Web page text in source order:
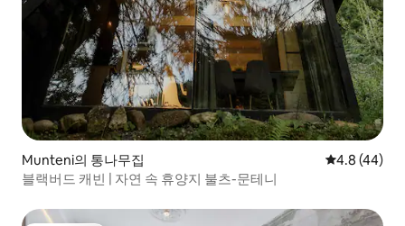
Munteni의 통나무집 평점 4.8점(5
4.8 (44)
블랙버드 캐빈 | 자연 속 휴양지 불츠-문테니